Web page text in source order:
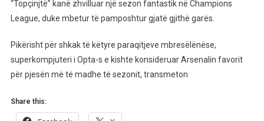
“Topçinjtë” kanë zhvilluar një sezon fantastik në Champions
League, duke mbetur të pamposhtur gjatë gjithë garës.
Pikërisht për shkak të këtyre paraqitjeve mbresëlënëse,
superkompjuteri i Opta-s e kishte konsideruar Arsenalin favorit
për pjesën më të madhe të sezonit, transmeton
Share this: